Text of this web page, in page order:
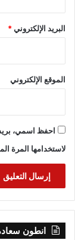
البريد الإلكتروني*
الموقع الإلكتروني
احفظ اسمي،
لاستخدامها المرة
انطون